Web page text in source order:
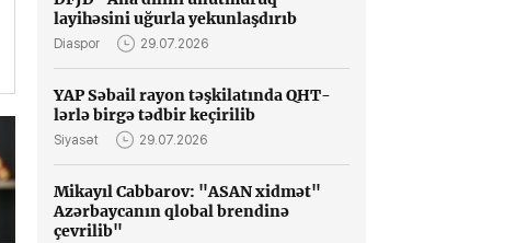
layihəsini uğurla yekunlaşdırıb
Diaspor 29.07.2026
YAP Səbail rayon təşkilatında QHT-
lərlə birgə tədbir keçirilib
Siyasət 29.07.2026
Mikayıl Cabbarov: "ASAN xidmət"
Azərbaycanın qlobal brendinə
çevrilib"